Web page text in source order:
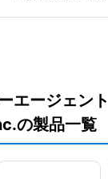
月
リ
エージェント
の製品一覧